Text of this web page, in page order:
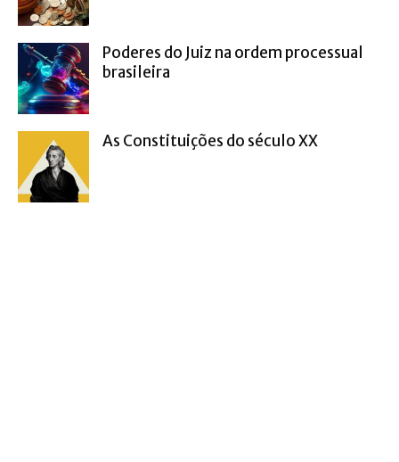
Poderes do Juiz na ordem processual
brasileira
As Constituições do século XX